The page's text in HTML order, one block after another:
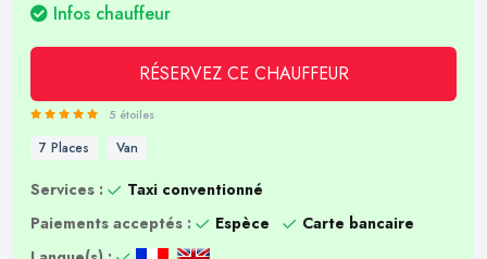
Infos chauffeur
RÉSERVEZ CE CHAUFFEUR
5 étoiles
7 Places Van
Services :
Taxi conventionné
Paiements acceptés :
Espèce
Carte bancaire